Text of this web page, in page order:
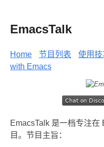
EmacsTalk
Home 节目列表 使用技
with Emacs
EmacsTalk 是一档专注在
目。节目主旨：